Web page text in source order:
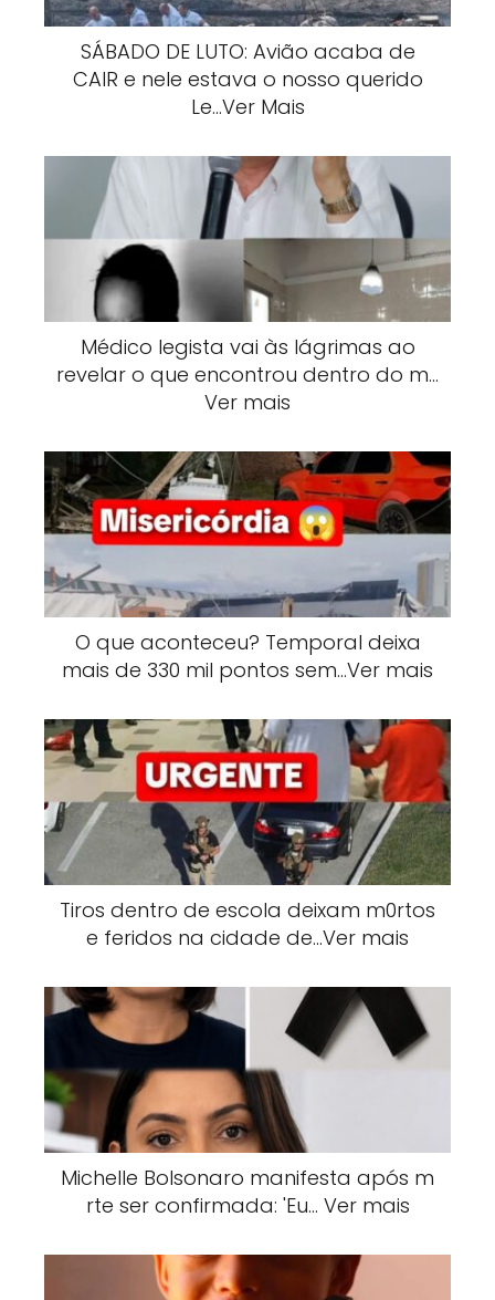
SÁBADO DE LUTO: Avião acaba de
CAIR e nele estava o nosso querido
Le…Ver Mais
Médico legista vai às lágrimas ao
revelar o que encontrou dentro do m…
Ver mais
O que aconteceu? Temporal deixa
mais de 330 mil pontos sem…Ver mais
Tiros dentro de escola deixam m0rtos
e feridos na cidade de…Ver mais
Michelle Bolsonaro manifesta após m
rte ser confirmada: 'Eu… Ver mais